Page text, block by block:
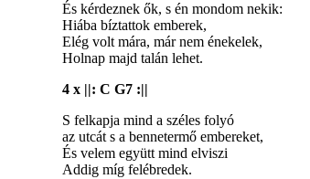
És kérdeznek ők, s én mondom nekik:
Hiába bíztattok emberek,
Elég volt mára, már nem énekelek,
Holnap majd talán lehet.
4 x ||: C G7 :||
S felkapja mind a széles folyó
az utcát s a bennetermő embereket,
És velem együtt mind elviszi
Addig míg felébredek.